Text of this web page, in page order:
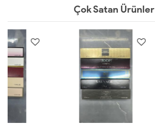
Çok Satan Ürünler